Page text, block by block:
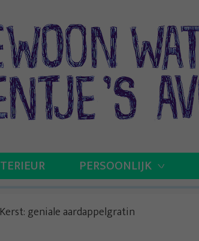
PERSOONLIJK
Kerst: geniale aardappelgratin